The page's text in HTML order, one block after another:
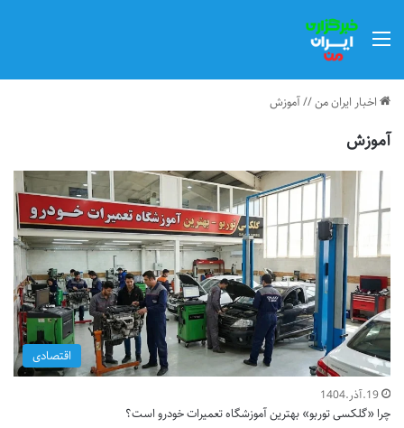
اخبار ایران من//آموزش
آموزش
اقتصادی
19.آذر.1404
چرا «گلکسی توربو» بهترین آموزشگاه تعمیرات خودرو است؟